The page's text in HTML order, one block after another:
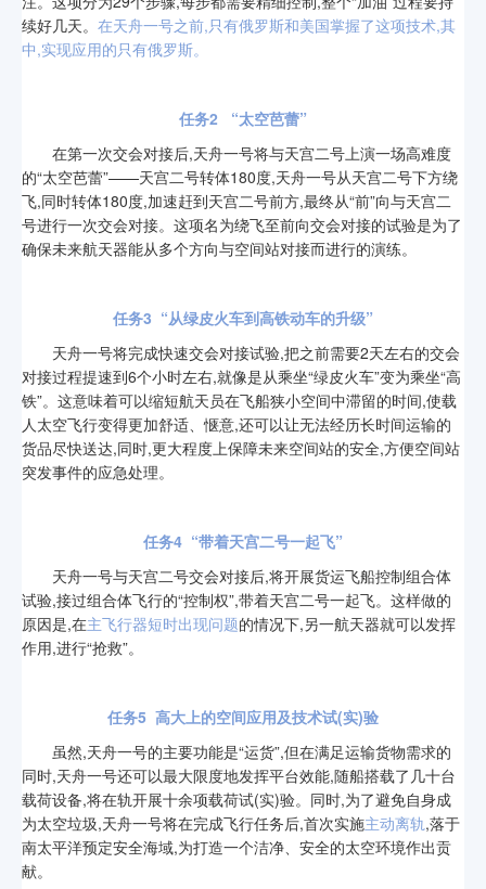
续好几天。 在天舟一号之前,只有俄罗斯和美国掌握了这项技术,其
中,实现应用的只有俄罗斯。
任务2 “太空芭蕾”
在第一次交会对接后,天舟一号将与天宫二号上演一场高难度
的“太空芭蕾”——天宫二号转体180度,天舟一号从天宫二号下方绕
飞,同时转体180度,加速赶到天宫二号前方,最终从“前”向与天宫二
号进行一次交会对接。这项名为绕飞至前向交会对接的试验是为了
确保未来航天器能从多个方向与空间站对接而进行的演练。
任务3 “从绿皮火车到高铁动车的升级”
天舟一号将完成快速交会对接试验,把之前需要2天左右的交会
对接过程提速到6个小时左右,就像是从乘坐“绿皮火车”变为乘坐“高
铁”。这意味着可以缩短航天员在飞船狭小空间中滞留的时间,使载
人太空飞行变得更加舒适、惬意,还可以让无法经历长时间运输的
货品尽快送达,同时,更大程度上保障未来空间站的安全,方便空间站
突发事件的应急处理。
任务4 “带着天宫二号一起飞”
天舟一号与天宫二号交会对接后,将开展货运飞船控制组合体
试验,接过组合体飞行的“控制权”,带着天宫二号一起飞。这样做的
原因是,在主飞行器短时出现问题的情况下,另一航天器就可以发挥
作用,进行“抢救”。
任务5 高大上的空间应用及技术试(实)验
虽然,天舟一号的主要功能是“运货”,但在满足运输货物需求的
同时,天舟一号还可以最大限度地发挥平台效能,随船搭载了几十台
载荷设备,将在轨开展十余项载荷试(实)验。同时,为了避免自身成
为太空垃圾,天舟一号将在完成飞行任务后,首次实施主动离轨,落于
南太平洋预定安全海域,为打造一个洁净、安全的太空环境作出贡
献。